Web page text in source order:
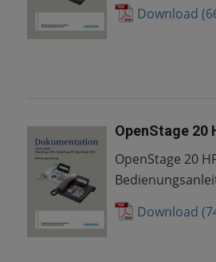
Download
OpenStage 20
OpenStage 20
Download